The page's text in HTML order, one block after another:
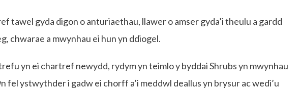
tawel gyda digon o anturiaethau, llawer o amser gyda’i theulu a gardd
chwarae a mwynhau ei hun yn ddiogel.
yn ei chartref newydd, rydym yn teimlo y byddai Shrubs yn mwynhau
fel ystwythder i gadw ei chorff a’i meddwl deallus yn brysur ac wedi’u